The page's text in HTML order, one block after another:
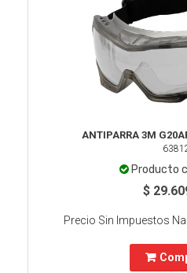
ANTIPARRA 3M
Producto
$
Precio Sin Impuestos